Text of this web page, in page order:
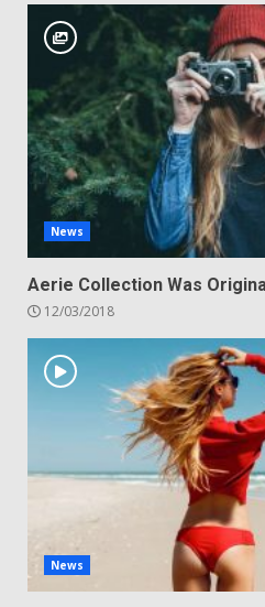
News
Aerie Collection Was
12/03/2018
News